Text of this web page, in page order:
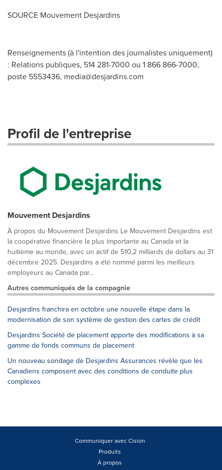
SOURCE Mouvement Desjardins
Renseignements (à l'intention des journalistes uniquement)
: Relations publiques, 514 281-7000 ou 1 866 866-7000,
poste 5553436, media@desjardins.com
Profil de l'entreprise
Mouvement Desjardins
À propos du Mouvement Desjardins Le Mouvement Desjardins est
la coopérative financière la plus importante au Canada et la
huitième au monde, avec un actif de 510,2 milliards de dollars au 31
décembre 2025. Desjardins a été nommé parmi les meilleurs
employeurs au Canada par...
Autres communiqués de la compagnie
Desjardins franchira en octobre une nouvelle étape dans la
modernisation de son système de gestion des cartes de crédit
Desjardins Société de placement apporte des modifications à sa
gamme de fonds communs de placement
Un nouveau sondage de Desjardins Assurances révèle que les
Canadiens composent avec des conditions de conduite plus
complexes
Communiquer avec Cision
Produits
À propos